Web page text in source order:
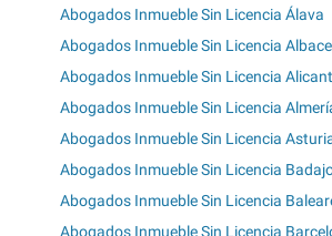
Abogados Inmueble Sin Licencia Álava
Abogados Inmueble Sin Licencia
Abogados Inmueble Sin Licencia
Abogados Inmueble Sin Licencia
Abogados Inmueble Sin Licencia
Abogados Inmueble Sin Licencia
Abogados Inmueble Sin Licencia
Abogados Inmueble Sin Licencia